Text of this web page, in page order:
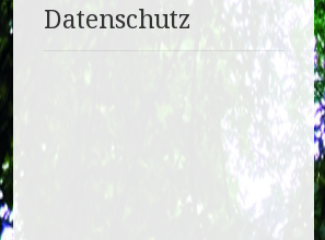
Datenschutz